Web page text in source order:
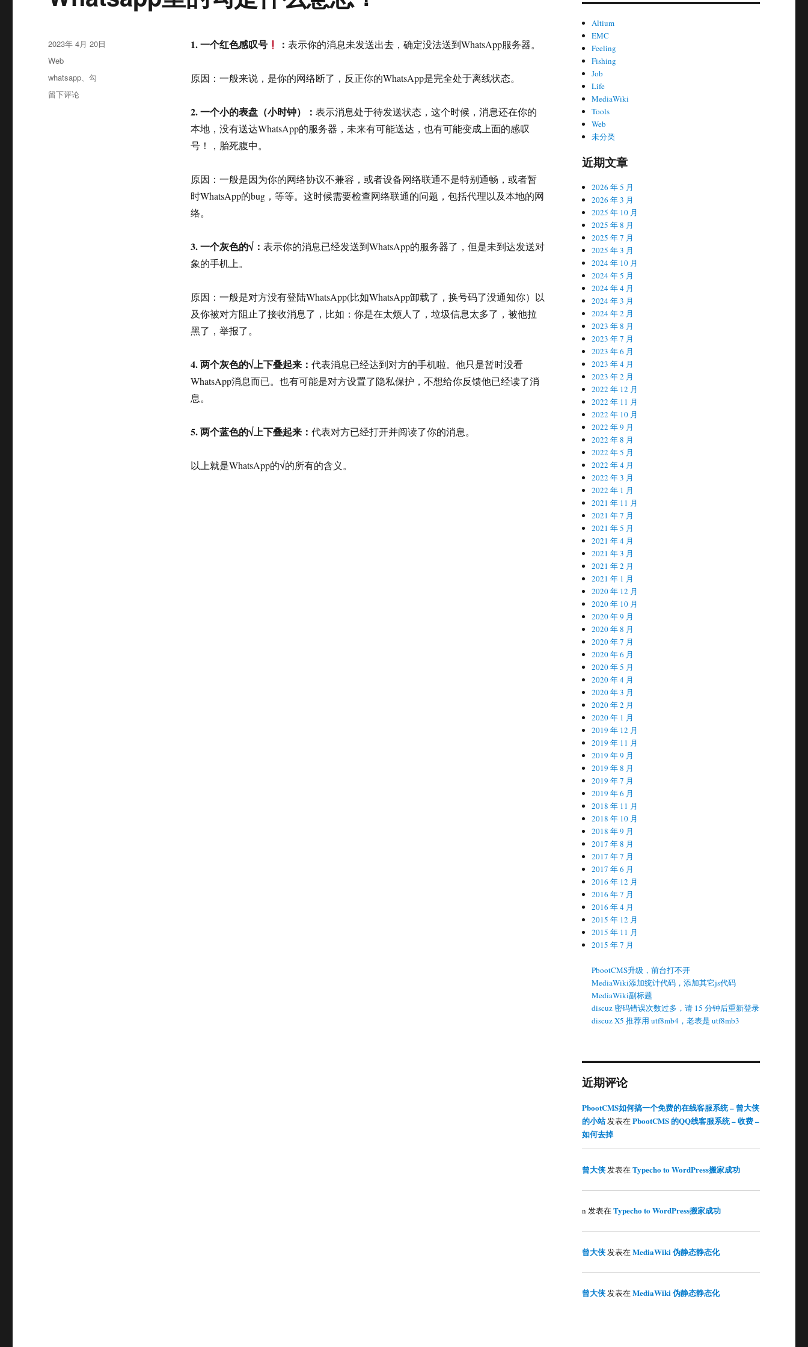
1. 一个红色感叹号 ：表示你的消息未发送出去，确定没法送到WhatsApp服务器。
原因：一般来说，是你的网络断了，反正你的WhatsApp是完全处于离线状态。
2. 一个小的表盘（小时钟）： 表示消息处于待发送状态，这个时候，消息还在你的
本地，没有送达WhatsApp的服务器，未来有可能送达，也有可能变成上面的感叹
号！，胎死腹中。
原因：一般是因为你的网络协议不兼容，或者设备网络联通不是特别通畅，或者暂
时WhatsApp的bug，等等。这时候需要检查网络联通的问题，包括代理以及本地的网
络。
3. 一个灰色的√： 表示你的消息已经发送到WhatsApp的服务器了，但是未到达发送对
象的手机上。
原因：一般是对方没有登陆WhatsApp(比如WhatsApp卸载了，换号码了没通知你）以
及你被对方阻止了接收消息了，比如：你是在太烦人了，垃圾信息太多了，被他拉
黑了，举报了。
4. 两个灰色的√上下叠起来： 代表消息已经达到对方的手机啦。他只是暂时没看
WhatsApp消息而已。也有可能是对方设置了隐私保护，不想给你反馈他已经读了消
息。
5. 两个蓝色的√上下叠起来： 代表对方已经打开并阅读了你的消息。
以上就是WhatsApp的√的所有的含义。
发
布
2023年 4月 20日
分
类
Web
标
签
whatsapp、勾
于
留下评论
Altium
EMC
Feeling
Fishing
Job
Life
MediaWiki
Tools
Web
未分类
近期文章
2026 年 5 月
2026 年 3 月
2025 年 10 月
2025 年 8 月
2025 年 7 月
2025 年 3 月
2024 年 10 月
2024 年 5 月
2024 年 4 月
2024 年 3 月
2024 年 2 月
2023 年 8 月
2023 年 7 月
2023 年 6 月
2023 年 4 月
2023 年 2 月
2022 年 12 月
2022 年 11 月
2022 年 10 月
2022 年 9 月
2022 年 8 月
2022 年 5 月
2022 年 4 月
2022 年 3 月
2022 年 1 月
2021 年 11 月
2021 年 7 月
2021 年 5 月
2021 年 4 月
2021 年 3 月
2021 年 2 月
2021 年 1 月
2020 年 12 月
2020 年 10 月
2020 年 9 月
2020 年 8 月
2020 年 7 月
2020 年 6 月
2020 年 5 月
2020 年 4 月
2020 年 3 月
2020 年 2 月
2020 年 1 月
2019 年 12 月
2019 年 11 月
2019 年 9 月
2019 年 8 月
2019 年 7 月
2019 年 6 月
2018 年 11 月
2018 年 10 月
2018 年 9 月
2017 年 8 月
2017 年 7 月
2017 年 6 月
2016 年 12 月
2016 年 7 月
2016 年 4 月
2015 年 12 月
2015 年 11 月
2015 年 7 月
PbootCMS升级，前台打不开
MediaWiki添加统计代码，添加其它js代码
MediaWiki副标题
discuz 密码错误次数过多，请 15 分钟后重新登录
discuz X5 推荐用 utf8mb4，老表是 utf8mb3
近期评论
PbootCMS如何搞一个免费的在线客服系统 – 曾大侠
的小站发表在PbootCMS 的QQ线客服系统 – 收费 –
如何去掉
曾大侠发表在Typecho to WordPress搬家成功
n 发表在Typecho to WordPress搬家成功
曾大侠发表在MediaWiki 伪静态静态化
曾大侠发表在MediaWiki 伪静态静态化